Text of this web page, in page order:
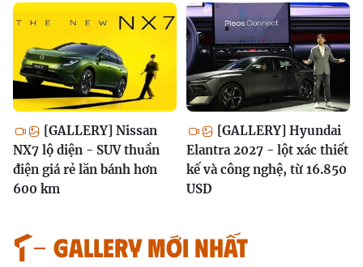
[GALLERY] Nissan
NX7 lộ diện - SUV thuần
điện giá rẻ lăn bánh hơn
600 km
[GALLERY] Hyundai
Elantra 2027 - lột xác thiết
kế và công nghệ, từ 16.850
USD
GALLERY MỚI NHẤT